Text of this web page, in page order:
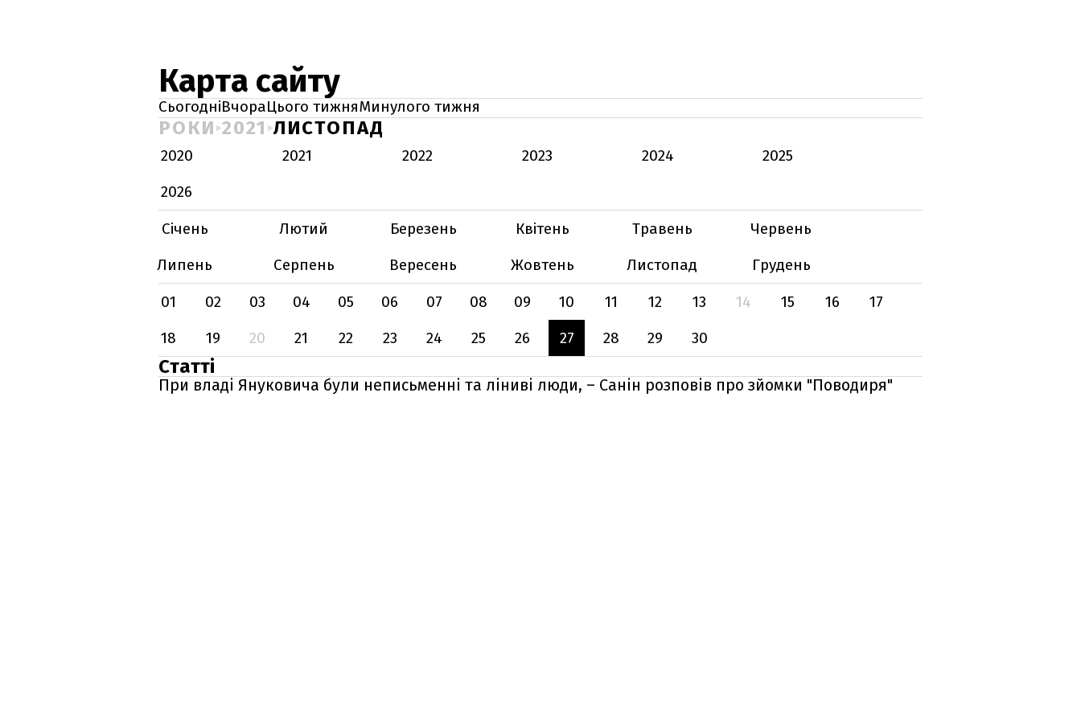
Карта сайту
СьогодніВчораЦього тижняМинулого тижня
РОКИ 2021 ЛИСТОПАД
2020 2021 2022 2023 2024
2025
2026
Січень
Лютий Березень Квітень Травень
Червень
Липень
Серпень Вересень Жовтень Листопад
Грудень
01
02 03 04 05 06 07 08 09 10 11 12 13 14 15 16
17
18
19 20 21 22 23 24 25 26 27 28 29 30
Статті
При владі Януковича були неписьменні та ліниві люди, – Санін розповів про зйомки "Поводиря"